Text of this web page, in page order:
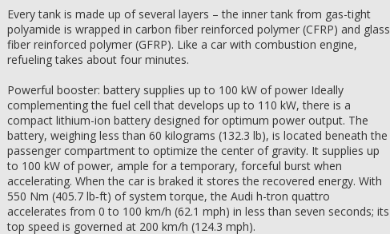
Every tank is made up of several layers – the inner tank from gas-tight
polyamide is wrapped in carbon fiber reinforced polymer (CFRP) and glass
fiber reinforced polymer (GFRP). Like a car with combustion engine,
refueling takes about four minutes.
Powerful booster: battery supplies up to 100 kW of power Ideally
complementing the fuel cell that develops up to 110 kW, there is a
compact lithium-ion battery designed for optimum power output. The
battery, weighing less than 60 kilograms (132.3 lb), is located beneath the
passenger compartment to optimize the center of gravity. It supplies up
to 100 kW of power, ample for a temporary, forceful burst when
accelerating. When the car is braked it stores the recovered energy. With
550 Nm (405.7 lb‑ft) of system torque, the Audi h-tron quattro
accelerates from 0 to 100 km/h (62.1 mph) in less than seven seconds; its
top speed is governed at 200 km/h (124.3 mph).